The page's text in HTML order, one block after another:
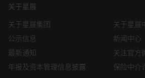
时，黄金表现良好，例如在1970年代
和上升时（介于4%至8%）且央行能够
时，随着实质收益率飙升，黄金表现
如2013年的缩减恐慌、2018年和2022
因此，黄金与通胀之间的关系并非简
•本信息并未考虑任何特定人士的特定
的任何产品前，读者应采取措施确保其
身的目标和情况对该交易的适当性作出
应当阅读所有与产品相关的文件（包括
售文件或其他类似的或相应的要约或发
关于星展
关于星展集团
关于星展
公示信息
新闻中心
最新通知
关注官方
年报及资本管理信息披露
保险中介
and does not have regard to the
objectives, financial situation and the
always seek advice from an
regarding the suitability of the